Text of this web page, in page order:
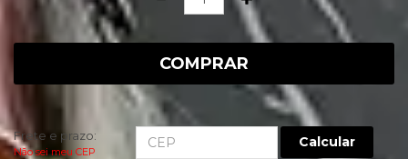
COMPRAR
Frete e prazo:
Não sei meu CEP
Calcular